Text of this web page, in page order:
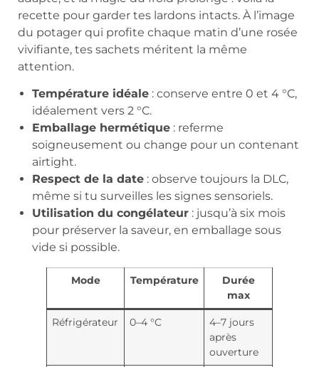
recette pour garder tes lardons intacts. À l’image
du potager qui profite chaque matin d’une rosée
vivifiante, tes sachets méritent la même
attention.
Température idéale : conserve entre 0 et 4 °C,
idéalement vers 2 °C.
Emballage hermétique : referme
soigneusement ou change pour un contenant
airtight.
Respect de la date : observe toujours la DLC,
même si tu surveilles les signes sensoriels.
Utilisation du congélateur : jusqu’à six mois
pour préserver la saveur, en emballage sous
vide si possible.
Mode Température
Durée
max
Réfrigérateur 0–4 °C
4–7 jours
après
ouverture